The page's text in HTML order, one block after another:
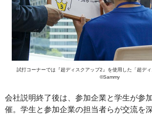
試打コーナーでは『超ディスクアップ2』を使用した「超デ
©Sammy
会社説明終了後は、参加企業と学生が参
催。学生と参加企業の担当者らが交流を